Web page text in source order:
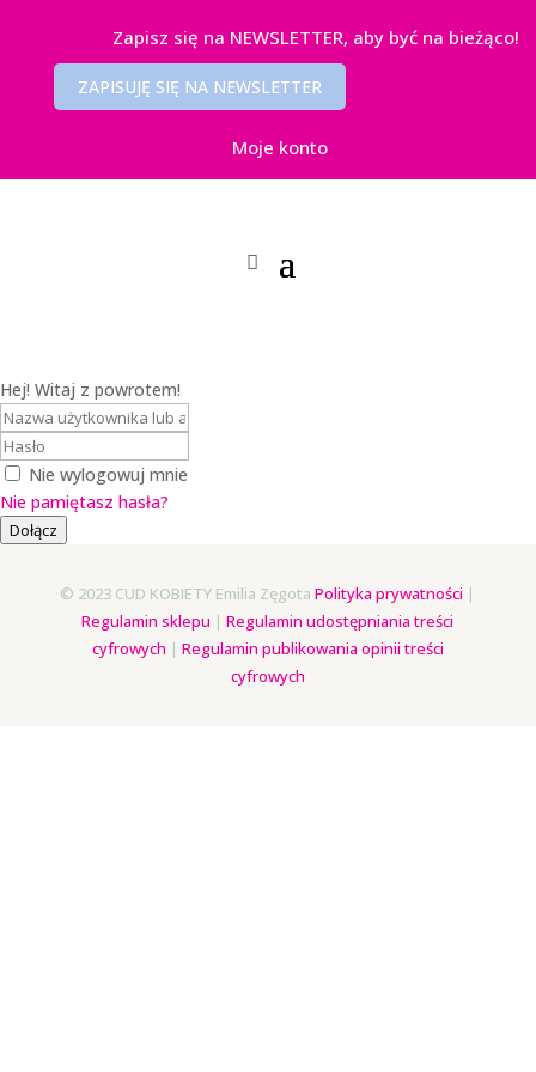
Zapisz się na NEWSLETTER, aby być na bieżąco!
ZAPISUJĘ SIĘ NA NEWSLETTER
Moje konto
Hej! Witaj z powrotem!
Nie wylogowuj mnie
Nie pamiętasz hasła?
Dołącz
© 2023 CUD KOBIETY Emilia ZęgotaPolityka prywatności |
Regulamin sklepu |Regulamin udostępniania treści
cyfrowych | Regulamin publikowania opinii treści
cyfrowych